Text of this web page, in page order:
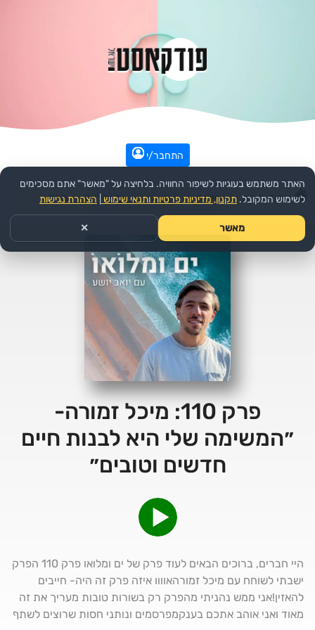
התחבר/י
עמוד הבית >> חינוך >> הפודקאסט: ים ומלואו >> פרק
פרק 110: מיכל זמורה-
״המשימה שלי היא לבנות חיים
חדשים וטובים״
היי חברים, ברוכים הבאים לעוד פרק של ים ומלואו פרק 110 הפרק
ישבתי לשוחח עם מיכל זמורהאוווו איזה פרק זה היה- חייבים
להאזין!אני ממש נהניתי מהפרק רק בשורות טובות מעריך את זה
מאוד ואני אוהב אתכם בענקמפרסמים ונותני חסות שרוצים לשתף
האתר משתמש בעוגיות לשיפור החוויה. בלחיצה על "מאשר" אתם מסכימים
לשימוש המקובל. תקנון, מדיניות פרטיות ותנאי שימוש הצהרת נגישות
מאשר ✕